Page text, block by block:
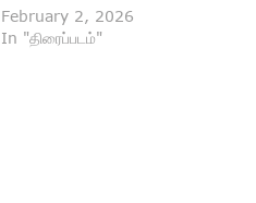
February 2, 2026
In "திரைப்படம்"